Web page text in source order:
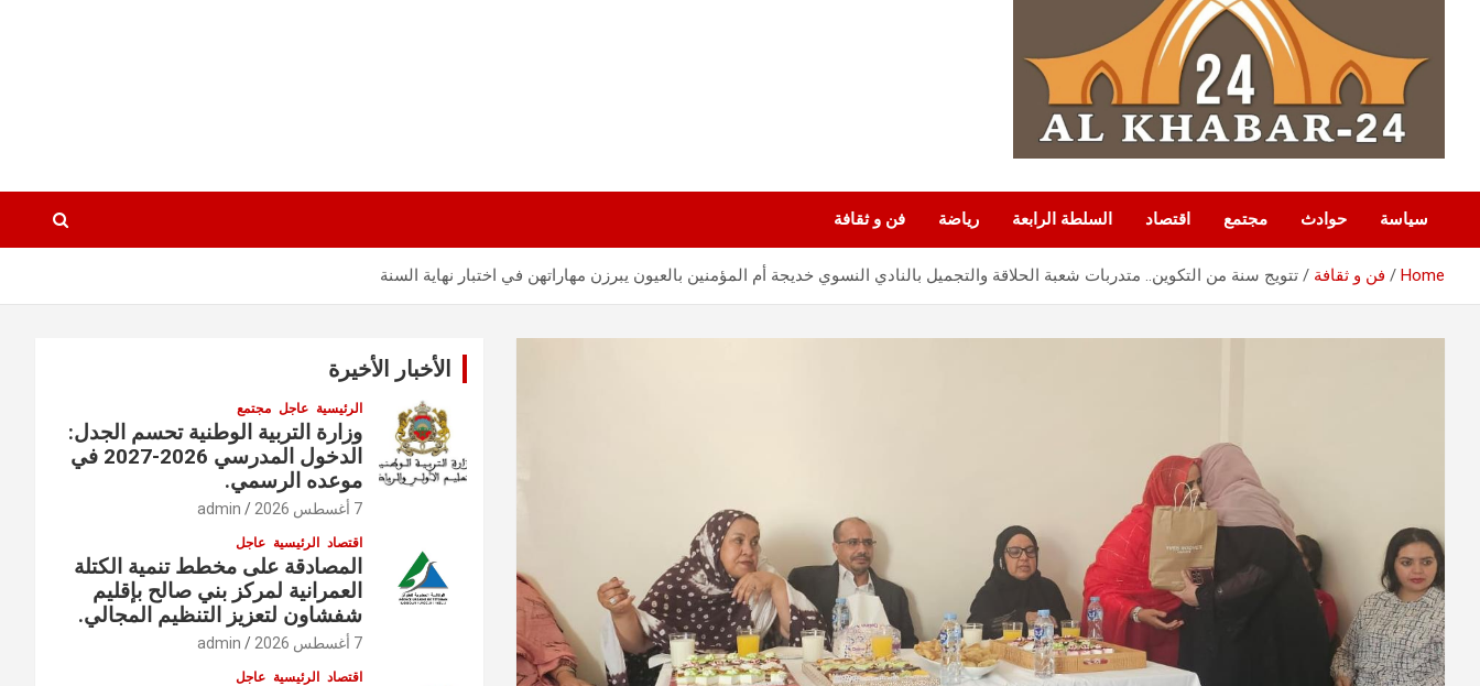
سياسة حوادث مجتمع اقتصاد السلطة الرابعة رياضة فن و ثقافة
Home فن و ثقافة تتويج سنة من التكوين.. متدربات شعبة الحلاقة والتجميل بالنادي النسوي خديجة أم المؤمنين بالعيون يبرزن مهاراتهن في اختبار نهاية السنة
الأخبار الأخيرة
الرئيسية عاجل مجتمع
وزارة التربية الوطنية تحسم الجدل:
الدخول المدرسي 2026-2027 في
موعده الرسمي.
7 أغسطس 2026 admin
اقتصاد الرئيسية عاجل
المصادقة على مخطط تنمية الكتلة
العمرانية لمركز بني صالح بإقليم
شفشاون لتعزيز التنظيم المجالي.
7 أغسطس 2026 admin
اقتصاد الرئيسية عاجل